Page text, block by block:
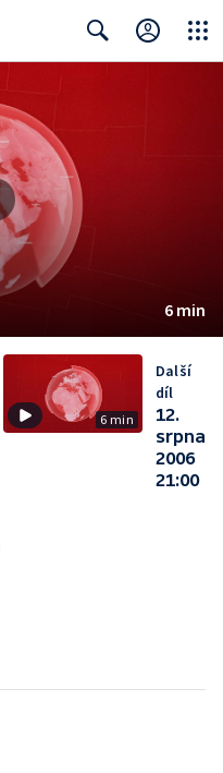
6 min
6 min
Další
díl
12.
srpna
2006
21:00